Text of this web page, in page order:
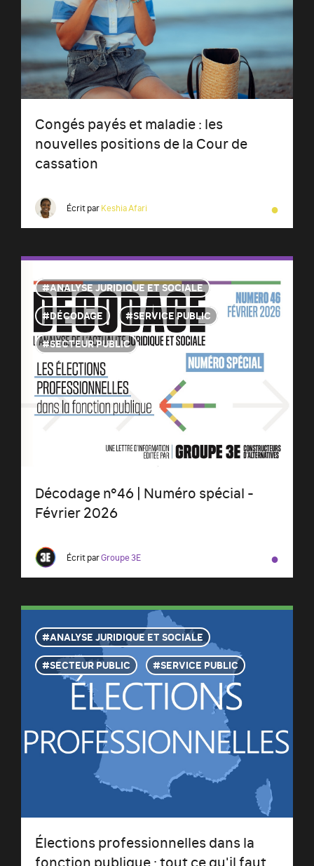
Congés payés et maladie : les
nouvelles positions de la Cour de
cassation
Écrit parKeshia Afari ●
ANALYSE JURIDIQUE ET SOCIALE
DÉCODAGE
SERVICE PUBLIC
SECTEUR PUBLIC
Décodage n°46 | Numéro spécial -
Février 2026
Écrit parGroupe 3E ●
ANALYSE JURIDIQUE ET SOCIALE
SECTEUR PUBLIC
SERVICE PUBLIC
Élections professionnelles dans la
fonction publique : tout ce qu'il faut